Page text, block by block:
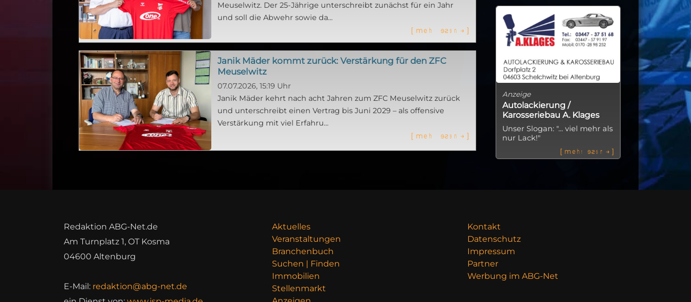
Meuselwitz. Der 25-Jährige unterschreibt zunächst für ein Jahr
und soll die Abwehr sowie da...
[ me h ese n → ]
Janik Mäder kommt zurück: Verstärkung für den ZFC
Meuselwitz
07.07.2026, 15:19 Uhr
Janik Mäder kehrt nach acht Jahren zum ZFC Meuselwitz zurück
und unterschreibt einen Vertrag bis Juni 2029 – als offensive
Verstärkung mit viel Erfahru...
[ me h ese n → ]
Anzeige
Autolackierung /
Karosseriebau A. Klages
Unser Slogan: "... viel mehr als
nur Lack!"
[ meh r ese n → ]
Redaktion ABG-Net.de
Am Turnplatz 1, OT Kosma
04600 Altenburg
E-Mail: redaktion@abg-net.de
Aktuelles
Veranstaltungen
Branchenbuch
Suchen | Finden
Immobilien
Stellenmarkt
Kontakt
Datenschutz
Impressum
Partner
Werbung im ABG-Net